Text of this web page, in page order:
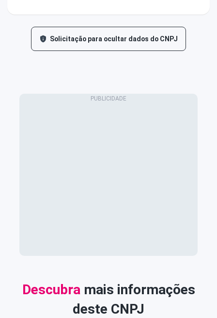
Solicitação para ocultar dados do CNPJ
Descubra mais informações
deste CNPJ